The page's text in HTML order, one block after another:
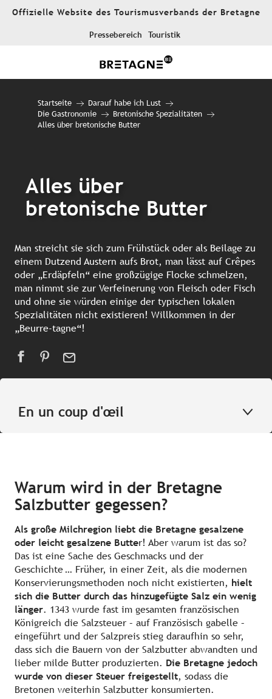
AllerOffizielle Website des Tourismusverbands der Bretagne
Pressebereich Touristik
Startseite
Darauf habe ich Lust
Die Gastronomie
Bretonische Spezialitäten
Alles über bretonische Butter
Alles über
bretonische Butter
Man streicht sie sich zum Frühstück oder als Beilage zu
einem Dutzend Austern aufs Brot, man lässt auf Crêpes
oder „Erdäpfeln“ eine großzügige Flocke schmelzen,
man nimmt sie zur Verfeinerung von Fleisch oder Fisch
und ohne sie würden einige der typischen lokalen
Spezialitäten nicht existieren! Willkommen in der
„Beurre-tagne“!
En un coup d'œil
Warum wird in der Bretagne
Salzbutter gegessen?
Als große Milchregion liebt die Bretagne gesalzene
oder leicht gesalzene Butter! Aber warum ist das so?
Das ist eine Sache des Geschmacks und der
Geschichte … Früher, in einer Zeit, als die modernen
Konservierungsmethoden noch nicht existierten, hielt
sich die Butter durch das hinzugefügte Salz ein wenig
länger. 1343 wurde fast im gesamten französischen
Königreich die Salzsteuer – auf Französisch gabelle –
eingeführt und der Salzpreis stieg daraufhin so sehr,
dass sich die Bauern von der Salzbutter abwandten und
lieber milde Butter produzierten. Die Bretagne jedoch
wurde von dieser Steuer freigestellt, sodass die
Bretonen weiterhin Salzbutter konsumierten.